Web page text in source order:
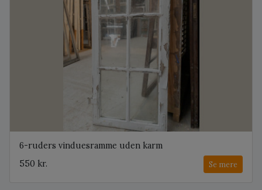
6-ruders vinduesramme uden karm
550 kr.
Se mere